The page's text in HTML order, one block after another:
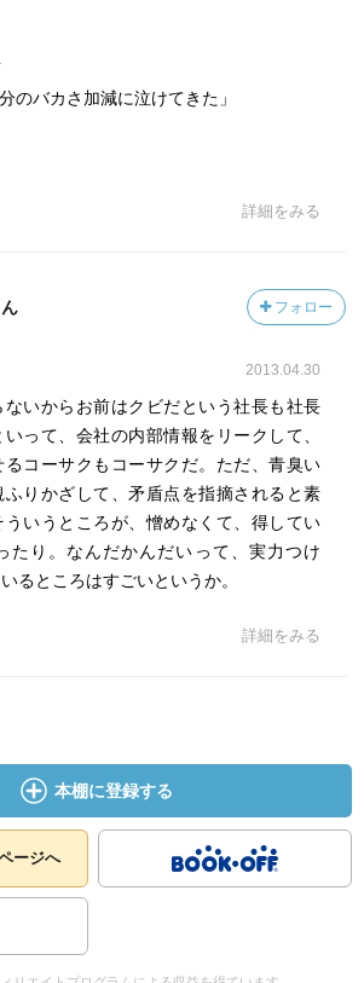
のバカさ加減に泣けてきた」
詳細をみる
フォロー
2013.04.30
ないからお前はクビだという社長も社長
って、会社の内部情報をリークして、
コーサクもコーサクだ。ただ、青臭い
りかざして、矛盾点を指摘されると素
いうところが、憎めなくて、得してい
たり。なんだかんだいって、実力つけ
るところはすごいというか。
詳細をみる
本棚に登録する
ージへ